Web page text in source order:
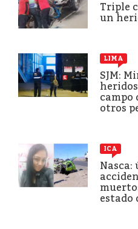
Triple
un
LIMA
SJM:
campo
otros
ICA
estado